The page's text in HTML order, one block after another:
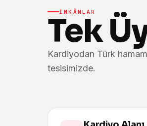
İMKÂNLAR
Tek
Kardiyodan Türk
tesisimizde.